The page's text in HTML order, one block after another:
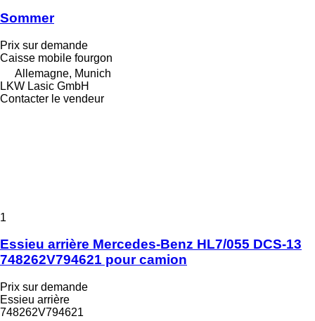
Sommer
Prix sur demande
Caisse mobile fourgon
Allemagne, Munich
LKW Lasic GmbH
Contacter le vendeur
1
Essieu arrière Mercedes-Benz HL7/055 DCS-13
748262V794621 pour camion
Prix sur demande
Essieu arrière
748262V794621